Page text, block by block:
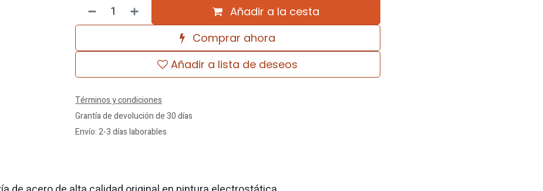
Añadir a la cesta
Comprar ahora
Añadir a lista de deseos
Términos y condiciones
Grantía de devolución de 30 días
Envío: 2-3 días laborables